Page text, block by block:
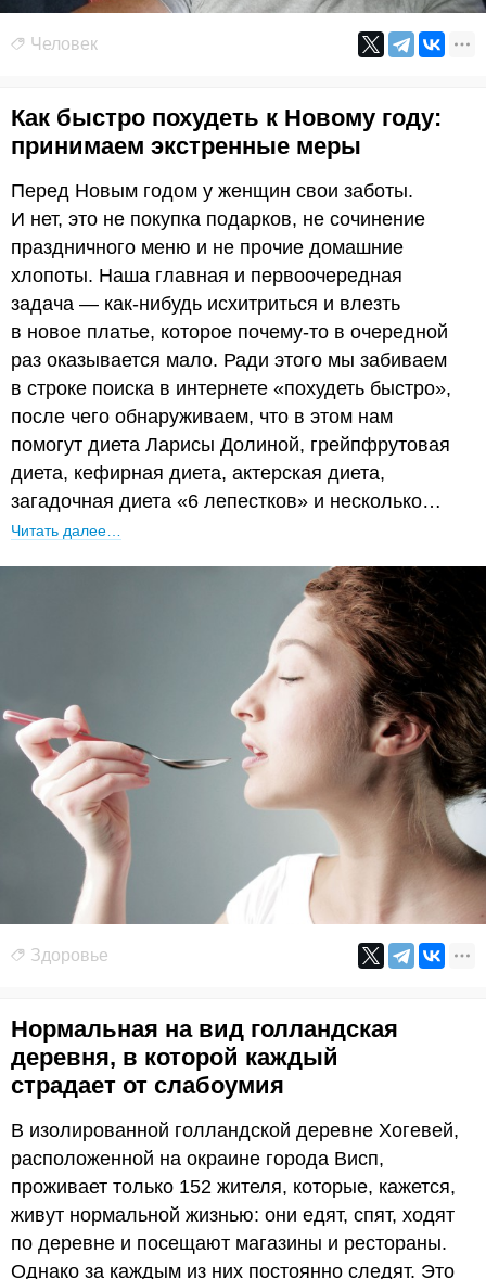
Человек
Как быстро похудеть к Новому году:
принимаем экстренные меры
Перед Новым годом у женщин свои заботы.
И нет, это не покупка подарков, не сочинение
праздничного меню и не прочие домашние
хлопоты. Наша главная и первоочередная
задача — как-нибудь исхитриться и влезть
в новое платье, которое почему-то в очередной
раз оказывается мало. Ради этого мы забиваем
в строке поиска в интернете «похудеть быстро»,
после чего обнаруживаем, что в этом нам
помогут диета Ларисы Долиной, грейпфрутовая
диета, кефирная диета, актерская диета,
загадочная диета «6 лепестков» и несколько…
Читать далее…
Здоровье
Нормальная на вид голландская
деревня, в которой каждый
страдает от слабоумия
В изолированной голландской деревне Хогевей,
расположенной на окраине города Висп,
проживает только 152 жителя, которые, кажется,
живут нормальной жизнью: они едят, спят, ходят
по деревне и посещают магазины и рестораны.
Однако за каждым из них постоянно следят. Это